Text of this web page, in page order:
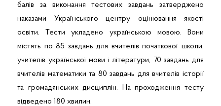
балів за виконання тестових завдань затверджено
наказами Українського центру оцінювання якості
освіти. Тести укладено українською мовою. Вони
містять по 85 завдань для вчителів початкової школи,
учителів української мови і літератури, 70 завдань для
вчителів математики та 80 завдань для вчителів історії
та громадянських дисциплін. На проходження тесту
відведено 180 хвилин.